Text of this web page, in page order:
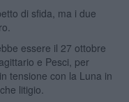
di sfida, ma i due
essere il 27 ottobre
e Pesci, per
tensione con la Luna in
litigio.